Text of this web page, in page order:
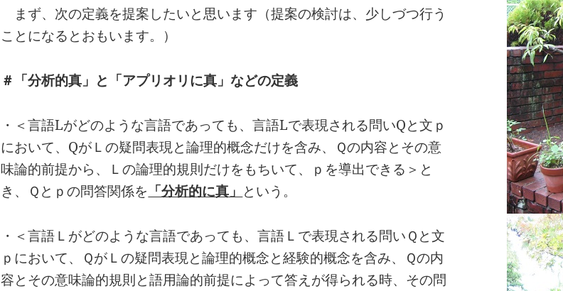
まず、次の定義を提案したいと思います（提案の検討は、少しづつ行う
ことになるとおもいます。）
＃「分析的真」と「アプリオリに真」などの定義
・＜言語Lがどのような言語であっても、言語Lで表現される問いQと文ｐ
において、QがＬの疑問表現と論理的概念だけを含み、Ｑの内容とその意
味論的前提から、Ｌの論理的規則だけをもちいて、ｐを導出できる＞と
き、Ｑとｐの問答関係を 「分析的に真」 という。
・＜言語Ｌがどのような言語であっても、言語Ｌで表現される問いＱと文
ｐにおいて、ＱがＬの疑問表現と論理的概念と経験的概念を含み、Ｑの内
容とその意味論的規則と語用論的前提によって答えが得られる時、その問